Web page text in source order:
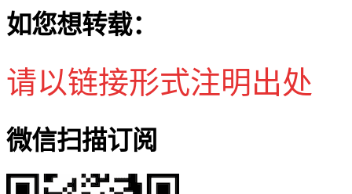
如您想转载：
请以链接形式注明出处
微信扫描订阅